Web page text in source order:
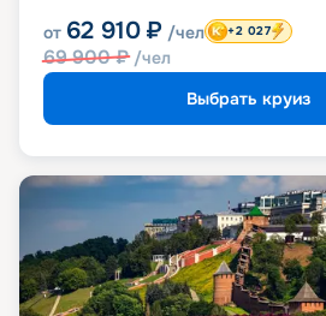
от 62 910 ₽ /чел
69 900₽ /чел
+2 027
Выбрать круиз